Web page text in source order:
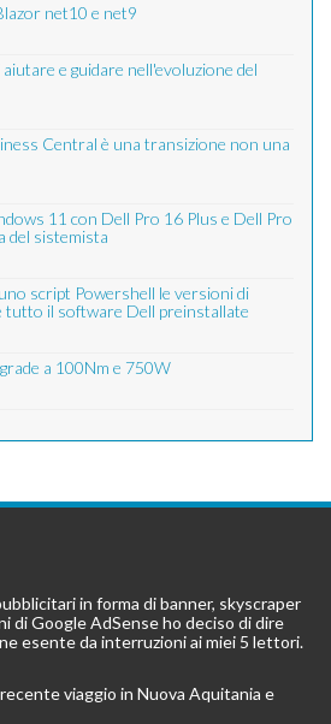
net10 e net9
e guidare nell'evoluzione del
Central è una transizione non una
11 con Dell Pro 16 Plus e Dell Pro
del sistemista
script Powershell le versioni di
tutto il software Dell preinstallate
a 100Nm e 750W
in forma di banner, skyscraper
di Google AdSense ho deciso di dire
esente da interruzioni ai miei 5 lettori.
viaggio in Nuova Aquitania e